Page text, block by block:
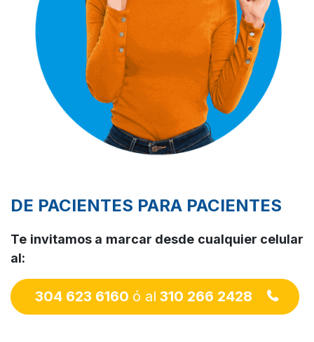
DE PACIENTES PARA PACIENTES
Te invitamos a marcar desde cualquier celular
al:
304 623 6160 ó al 310 266 2428